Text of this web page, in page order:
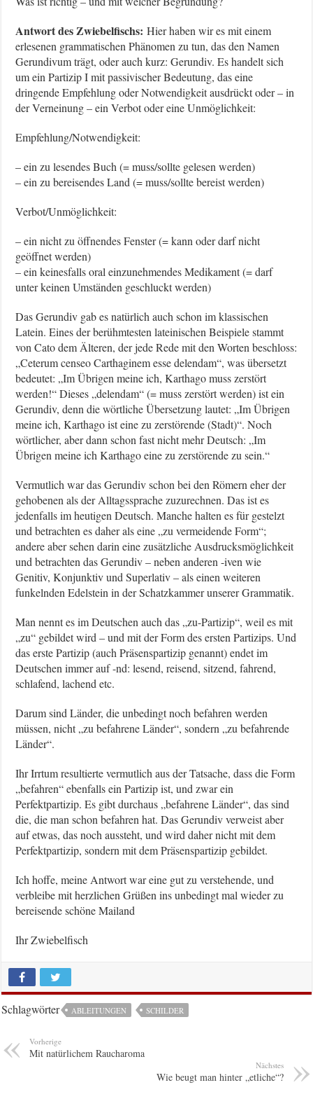
Antwort des Zwiebelfischs:Hier haben wir es mit einem
erlesenen grammatischen Phänomen zu tun, das den Namen
Gerundivum trägt, oder auch kurz: Gerundiv. Es handelt sich
um ein Partizip I mit passivischer Bedeutung, das eine
dringende Empfehlung oder Notwendigkeit ausdrückt oder – in
der Verneinung – ein Verbot oder eine Unmöglichkeit:
Empfehlung/Notwendigkeit:
– ein zu lesendes Buch (= muss/sollte gelesen werden)
– ein zu bereisendes Land (= muss/sollte bereist werden)
Verbot/Unmöglichkeit:
– ein nicht zu öffnendes Fenster (= kann oder darf nicht
geöffnet werden)
– ein keinesfalls oral einzunehmendes Medikament (= darf
unter keinen Umständen geschluckt werden)
Das Gerundiv gab es natürlich auch schon im klassischen
Latein. Eines der berühmtesten lateinischen Beispiele stammt
von Cato dem Älteren, der jede Rede mit den Worten beschloss:
„Ceterum censeo Carthaginem esse delendam“, was übersetzt
bedeutet: „Im Übrigen meine ich, Karthago muss zerstört
werden!“ Dieses „delendam“ (= muss zerstört werden) ist ein
Gerundiv, denn die wörtliche Übersetzung lautet: „Im Übrigen
meine ich, Karthago ist eine zu zerstörende (Stadt)“. Noch
wörtlicher, aber dann schon fast nicht mehr Deutsch: „Im
Übrigen meine ich Karthago eine zu zerstörende zu sein.“
Vermutlich war das Gerundiv schon bei den Römern eher der
gehobenen als der Alltagssprache zuzurechnen. Das ist es
jedenfalls im heutigen Deutsch. Manche halten es für gestelzt
und betrachten es daher als eine „zu vermeidende Form“;
andere aber sehen darin eine zusätzliche Ausdrucksmöglichkeit
und betrachten das Gerundiv – neben anderen -iven wie
Genitiv, Konjunktiv und Superlativ – als einen weiteren
funkelnden Edelstein in der Schatzkammer unserer Grammatik.
Man nennt es im Deutschen auch das „zu-Partizip“, weil es mit
„zu“ gebildet wird – und mit der Form des ersten Partizips. Und
das erste Partizip (auch Präsenspartizip genannt) endet im
Deutschen immer auf -nd: lesend, reisend, sitzend, fahrend,
schlafend, lachend etc.
Darum sind Länder, die unbedingt noch befahren werden
müssen, nicht „zu befahrene Länder“, sondern „zu befahrende
Länder“.
Ihr Irrtum resultierte vermutlich aus der Tatsache, dass die Form
„befahren“ ebenfalls ein Partizip ist, und zwar ein
Perfektpartizip. Es gibt durchaus „befahrene Länder“, das sind
die, die man schon befahren hat. Das Gerundiv verweist aber
auf etwas, das noch aussteht, und wird daher nicht mit dem
Perfektpartizip, sondern mit dem Präsenspartizip gebildet.
Ich hoffe, meine Antwort war eine gut zu verstehende, und
verbleibe mit herzlichen Grüßen ins unbedingt mal wieder zu
bereisende schöne Mailand
Ihr Zwiebelfisch
Schlagwörter ABLEITUNGEN SCHILDER
Vorherige
Mit natürlichem Raucharoma
Nächstes
Wie beugt man hinter „etliche“?